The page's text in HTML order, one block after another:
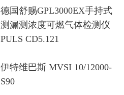
德国舒赐GPL3000EX手持式
测漏测浓度可燃气体检测仪
PULS CD5.121
伊特维巴斯 MVSI 10/12000-
S90